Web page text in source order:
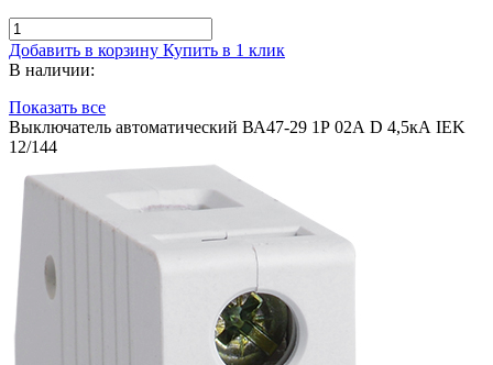
Добавить в корзину Купить в 1 клик
В наличии:
Показать все
Выключатель автоматический ВА47-29 1Р 02А D 4,5кА IEK
12/144